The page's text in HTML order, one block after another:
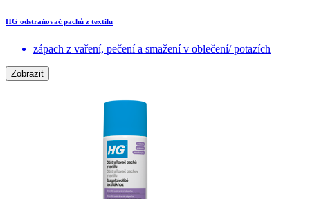
HG odstraňovač pachů z textilu
zápach z vaření, pečení a smažení v oblečení/ potazích
Zobrazit